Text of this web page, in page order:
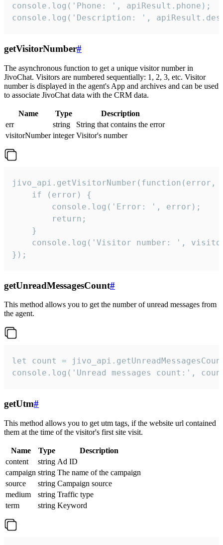
console.log('Phone: ', apiResult.phone);
console.log('Description: ',
getVisitorNumber#
The asynchronous function to get a unique visitor number in
JivoChat. Visitors are numbered sequentially: 1, 2, 3, etc. Visitor
number is displayed in the agent's App and archives and can be used
to associate JivoChat data with the CRM data.
Name Type
Description
err
string
String that contains the error
visitorNumber integer Visitor's number
jivo_api.getVisitorNumber(function(error,
    if (error) {
        console.log('Error: ', error);
        return;
    }
console.log('Visitor number: ',
});
getUnreadMessagesCount#
This method allows you to get the number of unread messages from
the agent.
let count =
console.log('Unread messages count:',
getUtm#
This method allows you to get utm tags, if the website url contained
them at the time of the visitor's first site visit.
Name Type
Description
content
string Ad ID
campaign string The name of the campaign
source
string Campaign source
medium
string Traffic type
term
string Keyword